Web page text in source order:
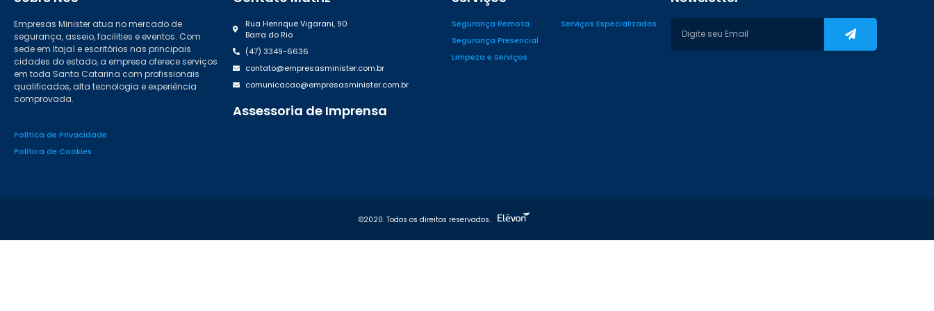
Empresas Minister atua no mercado de
segurança, asseio, facilities e eventos. Com
sede em Itajaí e escritórios nas principais
cidades do estado, a empresa oferece serviços
em toda Santa Catarina com profissionais
qualificados, alta tecnologia e experiência
comprovada.
Política de Privacidade
Política de Cookies
Rua Henrique Vigarani, 90
Barra do Rio
(47) 3349-6636
contato@empresasminister.com.br
comunicacao@empresasminister.com.br
(47) 99988.4642
Assessoria de Imprensa
Segurança Remota
Segurança Presencial
Limpeza e Serviços
Serviços Especializados
©2020. Todos os direitos reservados.